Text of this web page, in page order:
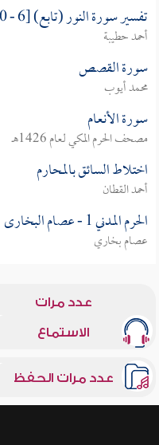
تفسير سورة النور (تابع) [6 - 10]
أحمد حطيبة
سورة القصص
محمد أيوب
سورة الأنعام
مصحف الحرم المكي لعام 1426هـ
اختلاط السائق بالمحارم
أحمد القطان
الحرم المدني 1 - عصام البخارى
عصام بخاري
عدد مرات
الاستماع
عدد مرات الحفظ